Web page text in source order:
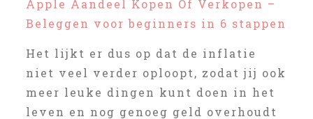
Apple Aandeel Kopen Of Verkopen –
Beleggen voor beginners in 6 stappen
Het lijkt er dus op dat de inflatie
niet veel verder oploopt, zodat jij ook
meer leuke dingen kunt doen in het
leven en nog genoeg geld overhoudt